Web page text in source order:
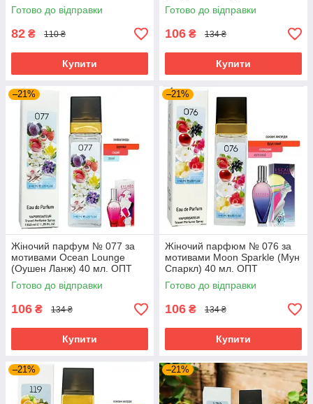
Готово до відправки
82 ₴ 110 ₴
Купити
Готово до відправки
106 ₴ 134 ₴
Купити
–21%
Жіночий парфум № 077 за
мотивами Ocean Lounge
(Оушен Ланж) 40 мл. ОПТ
Готово до відправки
106 ₴ 134 ₴
Купити
–21%
Жіночий парфюм № 076 за
мотивами Moon Sparkle (Мун
Спаркл) 40 мл. ОПТ
Готово до відправки
106 ₴ 134 ₴
Купити
–21% –21%